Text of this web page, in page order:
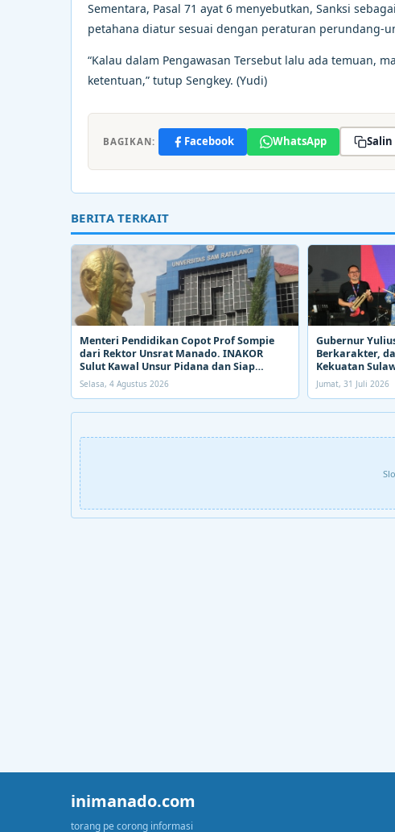
Sementara, Pasal 71 ayat 6 menyebutkan, Sanksi
petahana diatur sesuai dengan peraturan perundang-
“Kalau dalam Pengawasan Tersebut lalu ada temuan,
ketentuan,” tutup Sengkey. (Yudi)
BAGIKAN: Facebook WhatsApp Salin
BERITA TERKAIT
Menteri Pendidikan Copot Prof Sompie
dari Rektor Unsrat Manado. INAKOR
Sulut Kawal Unsur Pidana dan Siap
Bongkar Aroma Busuk di Suksesi Rektor
Selasa, 4 Agustus 2026
Gubernur
Berkarakter,
Kekuatan
Jumat, 31 Juli 2026
inimanado.com
torang pe corong informasi